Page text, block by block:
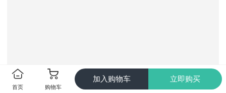
首页 购物车
加入购物车 立即购买